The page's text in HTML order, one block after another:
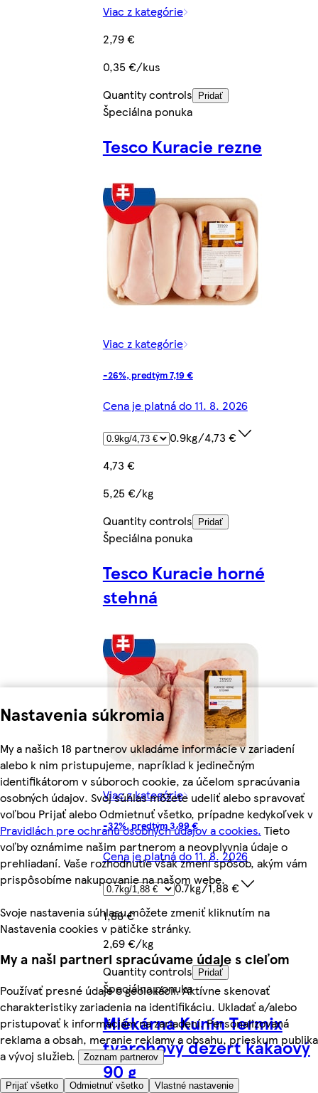
Nastavenia súkromia
My a našich 18 partnerov ukladáme informácie v zariadení
alebo k nim pristupujeme, napríklad k jedinečným
identifikátorom v súboroch cookie, za účelom spracúvania
osobných údajov. Svoj súhlas môžete udeliť alebo spravovať
voľbou Prijať alebo Odmietnuť všetko, prípadne kedykoľvek v
Pravidlách pre ochranu osobných údajov a cookies. Tieto
voľby oznámime našim partnerom a neovplyvnia údaje o
prehliadaní. Vaše rozhodnutie však zmení spôsob, akým vám
prispôsobíme nakupovanie na našom webe.
Svoje nastavenia súhlasu môžete zmeniť kliknutím na
Nastavenia cookies v pätičke stránky.
My a naši partneri spracúvame údaje s cieľom
Používať presné údaje o geolokácii. Aktívne skenovať
charakteristiky zariadenia na identifikáciu. Ukladať a/alebo
pristupovať k informáciám na zariadení. Personalizovaná
reklama a obsah, meranie reklamy a obsahu, prieskum publika
a vývoj služieb.
Zoznam partnerov
Prijať všetko Odmietnuť všetko Vlastné nastavenie
Viac z kategórie
2,79 €
0,35 €/kus
Quantity controls
Pridať
Špeciálna ponuka
Tesco Kuracie rezne
Viac z kategórie
-26%, predtým 7,19 €
Cena je platná do 11. 8. 2026
0.9kg/4,73 €
4,73 €
5,25 €/kg
Quantity controls
Pridať
Špeciálna ponuka
Tesco Kuracie horné
stehná
Viac z kategórie
-32%, predtým 3,99 €
Cena je platná do 11. 8. 2026
0.7kg/1,88 €
1,88 €
2,69 €/kg
Quantity controls
Pridať
Špeciálna ponuka
Mlékárna Kunín Termix
tvarohový dezert kakaový
90 g